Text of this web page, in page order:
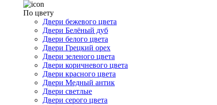
По цвету
Двери бежевого цвета
Двери Белёный дуб
Двери белого цвета
Двери Грецкий орех
Двери зеленого цвета
Двери коричневого цвета
Двери красного цвета
Двери Медный антик
Двери светлые
Двери серого цвета